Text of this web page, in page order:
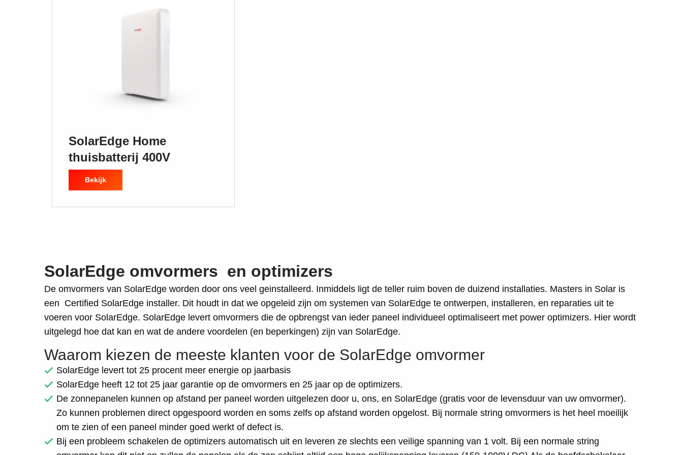
SolarEdge Home
thuisbatterij 400V
Bekijk
SolarEdge omvormers en optimizers
De omvormers van SolarEdge worden door ons veel geinstalleerd. Inmiddels ligt de teller ruim boven de duizend installaties. Masters in Solar is
een Certified SolarEdge installer. Dit houdt in dat we opgeleid zijn om systemen van SolarEdge te ontwerpen, installeren, en reparaties uit te
voeren voor SolarEdge. SolarEdge levert omvormers die de opbrengst van ieder paneel individueel optimaliseert met power optimizers. Hier wordt
uitgelegd hoe dat kan en wat de andere voordelen (en beperkingen) zijn van SolarEdge.
Waarom kiezen de meeste klanten voor de SolarEdge omvormer
SolarEdge levert tot 25 procent meer energie op jaarbasis
SolarEdge heeft 12 tot 25 jaar garantie op de omvormers en 25 jaar op de optimizers.
De zonnepanelen kunnen op afstand per paneel worden uitgelezen door u, ons, en SolarEdge (gratis voor de levensduur van uw omvormer).
Zo kunnen problemen direct opgespoord worden en soms zelfs op afstand worden opgelost. Bij normale string omvormers is het heel moeilijk
om te zien of een paneel minder goed werkt of defect is.
Bij een probleem schakelen de optimizers automatisch uit en leveren ze slechts een veilige spanning van 1 volt. Bij een normale string